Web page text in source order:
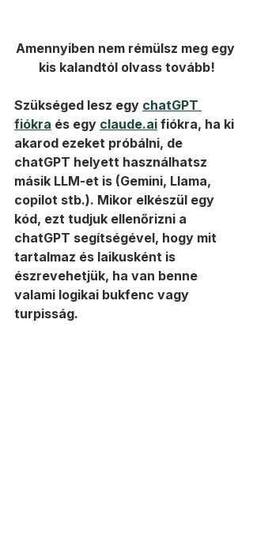
Amennyiben nem rémülsz meg egy
kis kalandtól olvass tovább!
Szükséged lesz egy chatGPT
fiókra és egy claude.ai fiókra, ha ki
akarod ezeket próbálni, de
chatGPT helyett használhatsz
másik LLM-et is (Gemini, Llama,
copilot stb.). Mikor elkészül egy
kód, ezt tudjuk ellenőrizni a
chatGPT segítségével, hogy mit
tartalmaz és laikusként is
észrevehetjük, ha van benne
valami logikai bukfenc vagy
turpisság.